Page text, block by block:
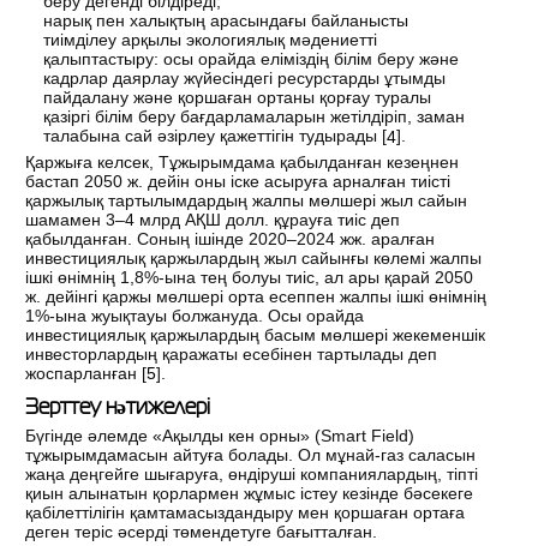
нарық пен халықтың арасындағы байланысты
тиімділеу арқылы экологиялық мәдениетті
қалыптастыру: осы орайда еліміздің білім беру және
кадрлар даярлау жүйесіндегі ресурстарды ұтымды
пайдалану және қоршаған ортаны қорғау туралы
қазіргі білім беру бағдарламаларын жетілдіріп, заман
талабына сай әзірлеу қажеттігін тудырады [4].
Қаржыға келсек, Тұжырымдама қабылданған кезеңнен
бастап 2050 ж. дейін оны іске асыруға арналған тиісті
қаржылық тартылымдардың жалпы мөлшері жыл сайын
шамамен 3–4 млрд АҚШ долл. құрауға тиіс деп
қабылданған. Соның ішінде 2020–2024 жж. аралған
инвестициялық қаржылардың жыл сайынғы көлемі жалпы
ішкі өнімнің 1,8%-ына тең болуы тиіс, ал ары қарай 2050
ж. дейінгі қаржы мөлшері орта есеппен жалпы ішкі өнімнің
1%-ына жуықтауы болжануда. Осы орайда
инвестициялық қаржылардың басым мөлшері жекеменшік
инвесторлардың қаражаты есебінен тартылады деп
жоспарланған [5].
Зерттеу нәтижелері
Бүгінде әлемде «Ақылды кен орны» (Smart Field)
тұжырымдамасын айтуға болады. Ол мұнай-газ саласын
жаңа деңгейге шығаруға, өндіруші компаниялардың, тіпті
қиын алынатын қорлармен жұмыс істеу кезінде бәсекеге
қабілеттілігін қамтамасыздандыру мен қоршаған ортаға
деген теріс әсерді төмендетуге бағытталған.